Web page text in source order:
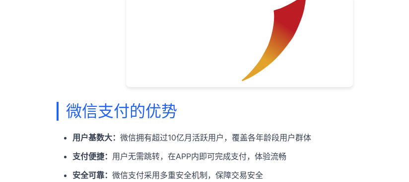
微信支付的优势
用户基数大： 微信拥有超过10亿月活跃用户，覆盖各年龄段用户群体
支付便捷： 用户无需跳转，在APP内即可完成支付，体验流畅
安全可靠： 微信支付采用多重安全机制，保障交易安全